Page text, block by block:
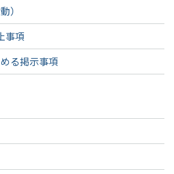
）
事項
る掲示事項